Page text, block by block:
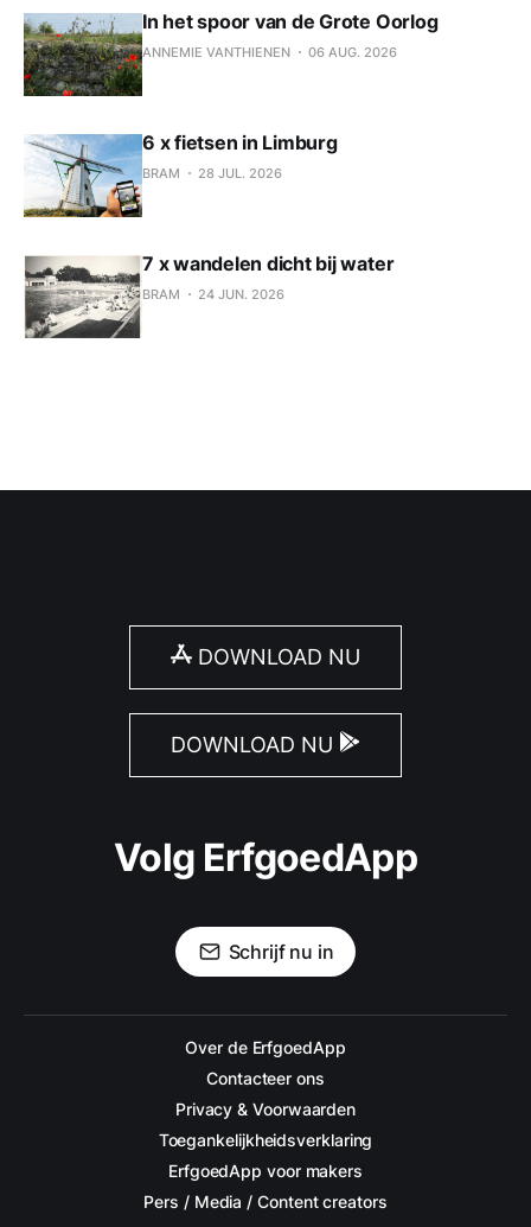
In het spoor van de Grote Oorlog
ANNEMIE VANTHIENEN 06 AUG. 2026
6 x fietsen in Limburg
BRAM 28 JUL. 2026
7 x wandelen dicht bij water
BRAM 24 JUN. 2026
DOWNLOAD NU
DOWNLOAD NU
Volg ErfgoedApp
Schrijf nu in
Over de ErfgoedApp
Contacteer ons
Privacy & Voorwaarden
Toegankelijkheidsverklaring
ErfgoedApp voor makers
Pers / Media / Content creators